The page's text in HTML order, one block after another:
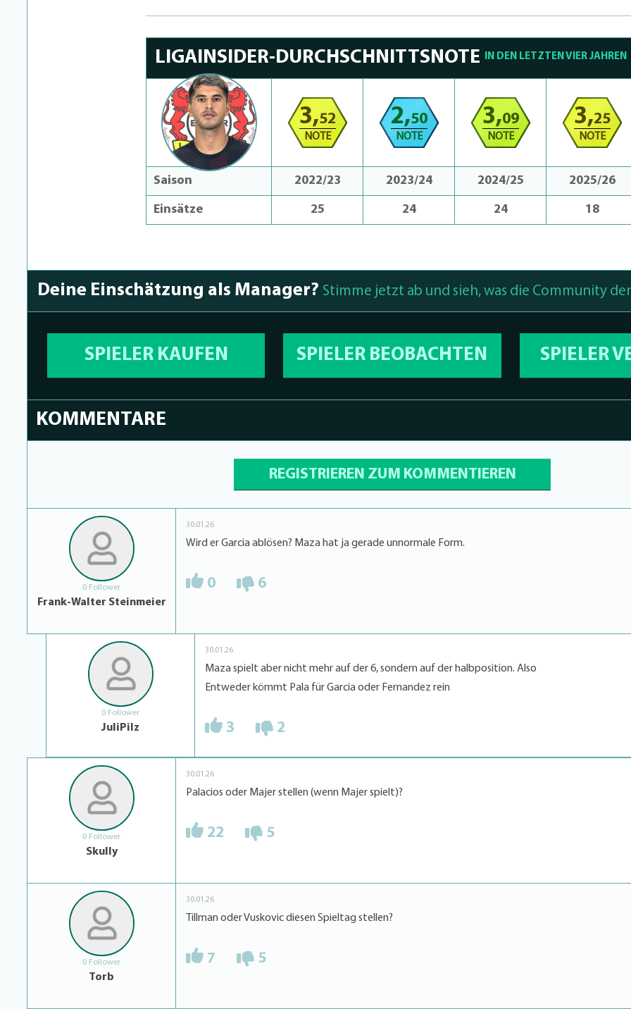
LIGAINSIDER-DURCHSCHNITTSNOTE IN DEN LETZTEN VIER JAHREN
3,52
NOTE
2,50
NOTE
3,09
NOTE
3,25
NOTE
Saison 2022/23 2023/24 2024/25 2025/26
Einsätze 25 24 24 18
Deine Einschätzung als Manager? Stimme jetzt ab und sieh, was die Community
SPIELER KAUFEN SPIELER BEOBACHTEN SPIELER
KOMMENTARE
REGISTRIEREN ZUM KOMMENTIEREN
0 Follower
Frank-Walter Steinmeier
30.01.26
Wird er Garcia ablösen? Maza hat ja gerade unnormale Form.
0 6
0 Follower
JuliPilz
30.01.26
Maza spielt aber nicht mehr auf der 6, sondern auf der halbposition. Also
Entweder kömmt Pala für Garcia oder Fernandez rein
3 2
0 Follower
Skully
30.01.26
Palacios oder Majer stellen (wenn Majer spielt)?
22 5
0 Follower
Torb
30.01.26
Tillman oder Vuskovic diesen Spieltag stellen?
7 5